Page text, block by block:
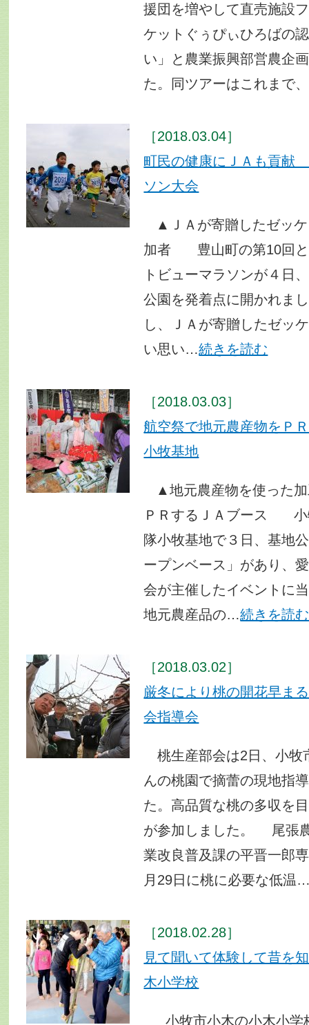
援団を増やして直売施設
ケットぐぅぴぃひろばの
い」と農業振興部営農企
た。同ツアーはこれまで
［2018.03.04］
町民の健康にＪＡも貢
ソン大会
▲ＪＡが寄贈したゼッケ
加者 豊山町の第10回と
トビューマラソンが４日
公園を発着点に開かれま
し、ＪＡが寄贈したゼッ
い思い…続きを読む
［2018.03.03］
航空祭で地元農産物を
小牧基地
▲地元農産物を使った加
ＰＲするＪＡブース 小
隊小牧基地で３日、基地
ープンベース」があり、
会が主催したイベントに
地元農産品の…続きを読む
［2018.03.02］
厳冬により桃の開花早ま
会指導会
桃生産部会は2日、小牧
んの桃園で摘蕾の現地指
た。高品質な桃の多収を
が参加しました。 尾張
業改良普及課の平晋一郎
月29日に桃に必要な低温
［2018.02.28］
見て聞いて体験して昔を
木小学校
小牧市小木の小木小学